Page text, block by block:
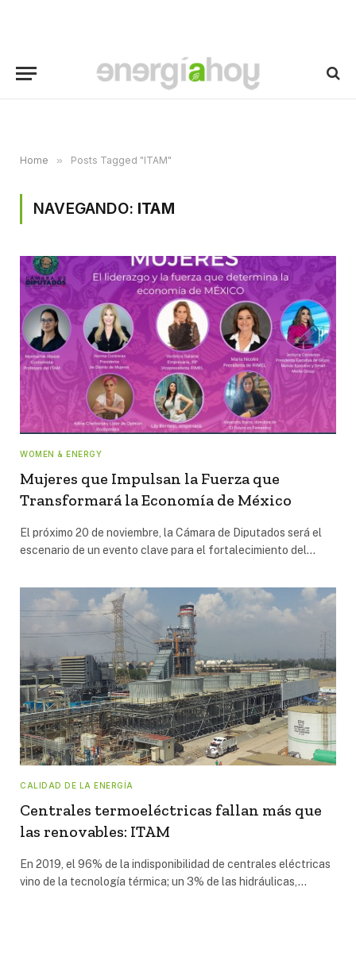
Home » Posts Tagged "ITAM"
NAVEGANDO: ITAM
WOMEN & ENERGY
Mujeres que Impulsan la Fuerza que
Transformará la Economía de México
El próximo 20 de noviembre, la Cámara de Diputados será el
escenario de un evento clave para el fortalecimiento del…
CALIDAD DE LA ENERGÍA
Centrales termoeléctricas fallan más que
las renovables: ITAM
En 2019, el 96% de la indisponibilidad de centrales eléctricas
vino de la tecnología térmica; un 3% de las hidráulicas,…